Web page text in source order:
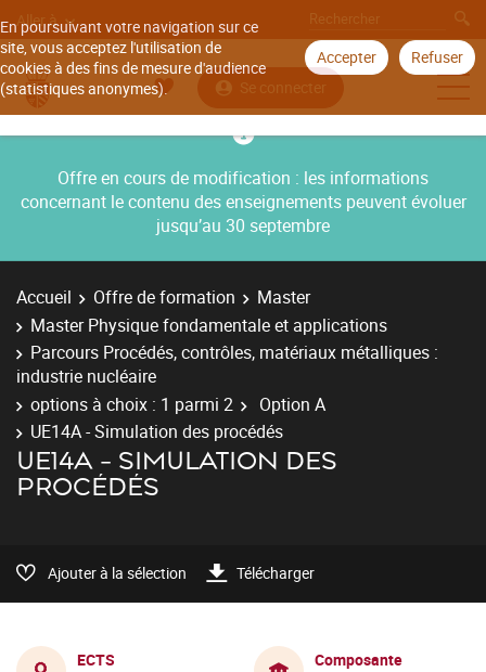
En poursuivant votre navigation sur ce
site, vous acceptez l'utilisation de
cookies à des fins de mesure d'audience
(statistiques anonymes).
Accepter Refuser
Aller à
Se connecter
Offre en cours de modification : les informations
concernant le contenu des enseignements peuvent évoluer
jusqu’au 30 septembre
Accueil Offre de formation
Master
Master Physique fondamentale et applications
Parcours Procédés, contrôles, matériaux métalliques :
industrie nucléaire
options à choix : 1 parmi 2
Option A
UE14A - Simulation des procédés
UE14A - SIMULATION DES
PROCÉDÉS
Ajouter à la sélection Télécharger
ECTS
Composante